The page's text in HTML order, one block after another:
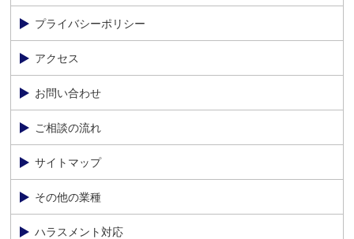
プライバシーポリシー
アクセス
お問い合わせ
ご相談の流れ
サイトマップ
その他の業種
ハラスメント対応